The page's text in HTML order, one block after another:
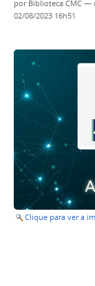
por Biblioteca CMC —
02/08/2023 16h51
Clique para ver a